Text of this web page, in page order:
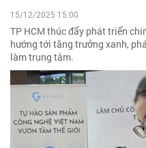
15/12/2025 15:00
TP HCM thúc đẩy phát triển
hướng tới tăng trưởng xanh,
làm trung tâm.